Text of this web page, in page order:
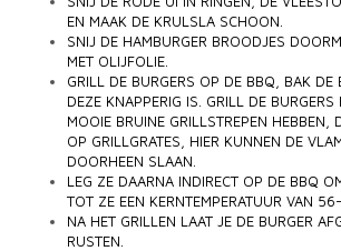
EN MAAK DE KRULSLA SCHOON.
SNIJ DE HAMBURGER BROODJES
MET OLIJFOLIE.
GRILL DE BURGERS OP DE BBQ, BAK DE
DEZE KNAPPERIG IS. GRILL DE BURGERS
MOOIE BRUINE GRILLSTREPEN HEBBEN,
OP GRILLGRATES, HIER KUNNEN DE
DOORHEEN SLAAN.
LEG ZE DAARNA INDIRECT OP DE BBQ
TOT ZE EEN KERNTEMPERATUUR VAN
NA HET GRILLEN LAAT JE DE BURGER
RUSTEN.